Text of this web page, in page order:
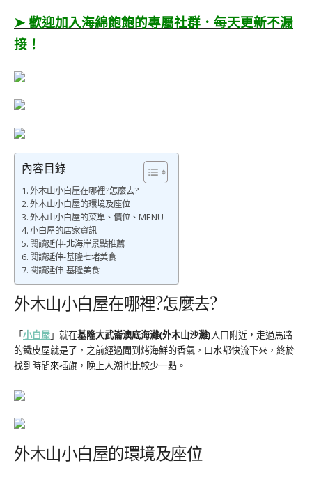
➤ 歡迎加入海綿飽飽的專屬社群．每天更新不漏
接！
內容目錄
外木山小白屋在哪裡?怎麼去?
外木山小白屋的環境及座位
外木山小白屋的菜單、價位、MENU
小白屋的店家資訊
閱讀延伸-北海岸景點推薦
閱讀延伸-基隆七堵美食
閱讀延伸-基隆美食
外木山小白屋在哪裡?怎麼去?
「小白屋」就在基隆大武崙澳底海灘(外木山沙灘)入口附近，走過馬路
的鐵皮屋就是了，之前經過聞到烤海鮮的香氣，口水都快流下來，終於
找到時間來插旗，晚上人潮也比較少一點。
外木山小白屋的環境及座位